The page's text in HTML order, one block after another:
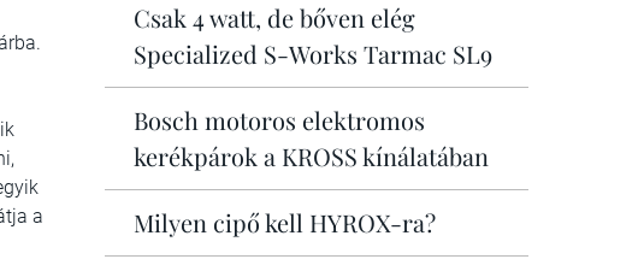
a
Csak 4 watt, de bőven elég
Specialized S-Works Tarmac SL9
Bosch motoros elektromos
kerékpárok a KROSS kínálatában
Milyen cipő kell HYROX-ra?